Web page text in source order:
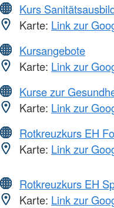
Kurs
Karte: Link zur
Kursangebote
Karte: Link zur
Kurse zur
Karte: Link zur
Rotkreuzkurs EH
Karte: Link zur
Rotkreuzkurs EH
Karte: Link zur